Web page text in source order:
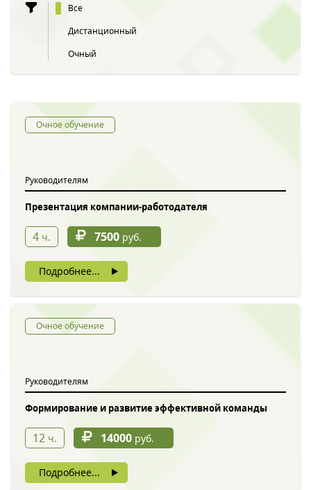
Все
Дистанционный
Очный
Очное обучение
Руководителям
Презентация компании-работодателя
4 ч. 7500 руб.
Подробнее...
Очное обучение
Руководителям
Формирование и развитие эффективной команды
12 ч. 14000 руб.
Подробнее...